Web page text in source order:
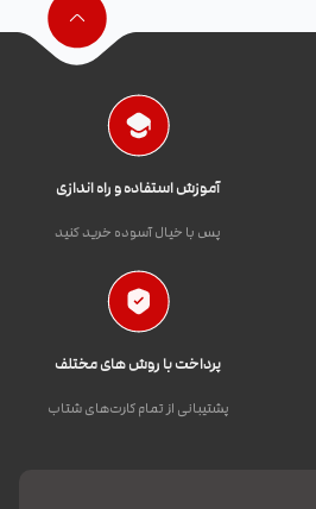
آموزش استفاده و راه اندازی
پس با خیال آسوده خرید کنید
پرداخت با روش های مختلف
پشتیبانی از تمام کارت‌های شتاب